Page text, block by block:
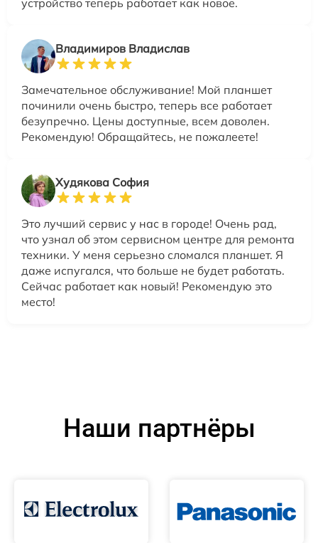
устройство теперь работает как новое.
Владимиров Владислав
Замечательное обслуживание! Мой планшет
починили очень быстро, теперь все работает
безупречно. Цены доступные, всем доволен.
Рекомендую! Обращайтесь, не пожалеете!
Худякова София
Это лучший сервис у нас в городе! Очень рад,
что узнал об этом сервисном центре для ремонта
техники. У меня серьезно сломался планшет. Я
даже испугался, что больше не будет работать.
Сейчас работает как новый! Рекомендую это
место!
Наши партнёры